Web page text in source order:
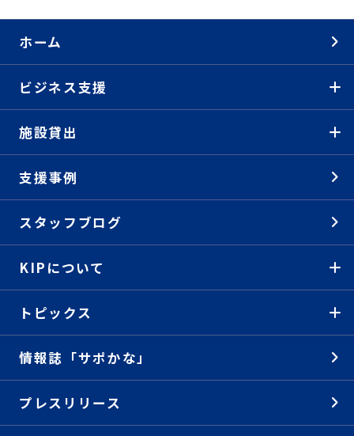
ホーム
ビジネス支援
施設貸出
支援事例
スタッフブログ
KIPについて
トピックス
情報誌「サポかな」
プレスリリース